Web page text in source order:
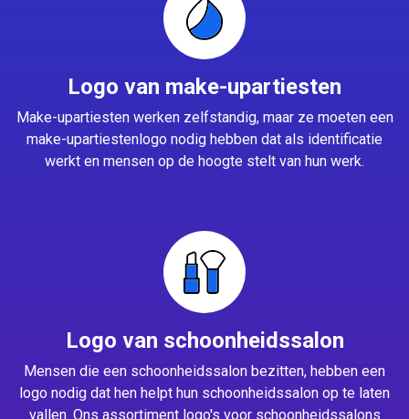
Logo van make-upartiesten
Make-upartiesten werken zelfstandig, maar ze moeten een
make-upartiestenlogo nodig hebben dat als identificatie
werkt en mensen op de hoogte stelt van hun werk.
Logo van schoonheidssalon
Mensen die een schoonheidssalon bezitten, hebben een
logo nodig dat hen helpt hun schoonheidssalon op te laten
vallen. Ons assortiment logo's voor schoonheidssalons